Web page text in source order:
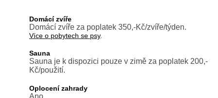
Domácí zvíře
Domácí zvíře za poplatek 350,-Kč/zvíře/týden.
Více o pobytech se psy.
Sauna
Sauna je k dispozici pouze v zimě za poplatek 200,-
Kč/použití.
Oplocení zahrady
Ano